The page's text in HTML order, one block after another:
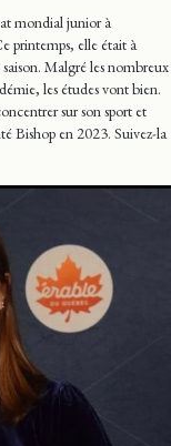
mondial junior à
printemps, elle était à
Malgré les nombreux
les études vont bien.
sur son sport et
Bishop en 2023. Suivez-la